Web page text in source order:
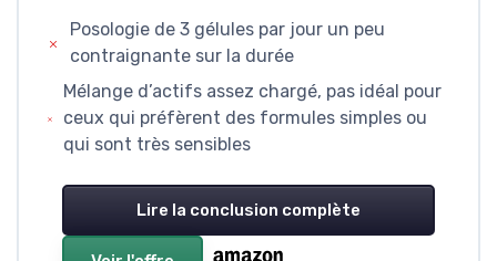
Posologie de 3 gélules par jour un peu
contraignante sur la durée
Mélange d’actifs assez chargé, pas idéal pour
ceux qui préfèrent des formules simples ou
qui sont très sensibles
Lire la conclusion complète